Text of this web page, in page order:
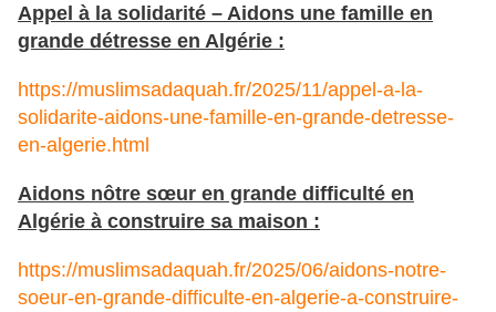
Appel à la solidarité – Aidons une famille en
grande détresse en Algérie :
https://muslimsadaquah.fr/2025/11/appel-a-la-
solidarite-aidons-une-famille-en-grande-detresse-
en-algerie.html
Aidons nôtre sœur en grande difficulté en
Algérie à construire sa maison :
https://muslimsadaquah.fr/2025/06/aidons-notre-
soeur-en-grande-difficulte-en-algerie-a-construire-